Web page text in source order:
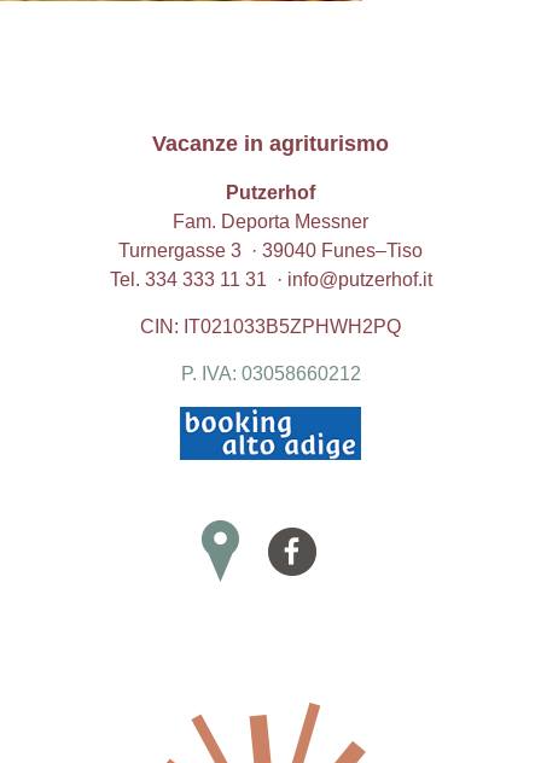
Vacanze in agriturismo
Putzerhof
Fam. Deporta Messner
Turnergasse 3 · 39040 Funes–Tiso
Tel. 334 333 11 31 · info@putzerhof.it
CIN: IT021033B5ZPHWH2PQ
P. IVA: 03058660212